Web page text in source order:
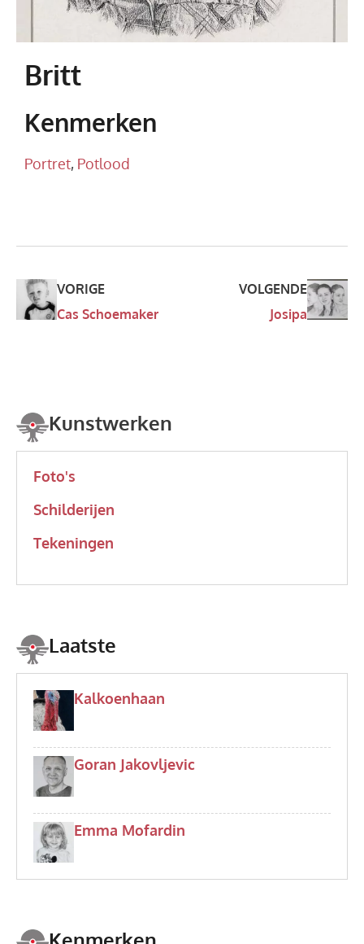
Britt
Kenmerken
Portret, Potlood
VORIGE
Cas Schoemaker
VOLGENDE
Josipa
Kunstwerken
Foto's
Schilderijen
Tekeningen
Laatste
Kalkoenhaan
Goran Jakovljevic
Emma Mofardin